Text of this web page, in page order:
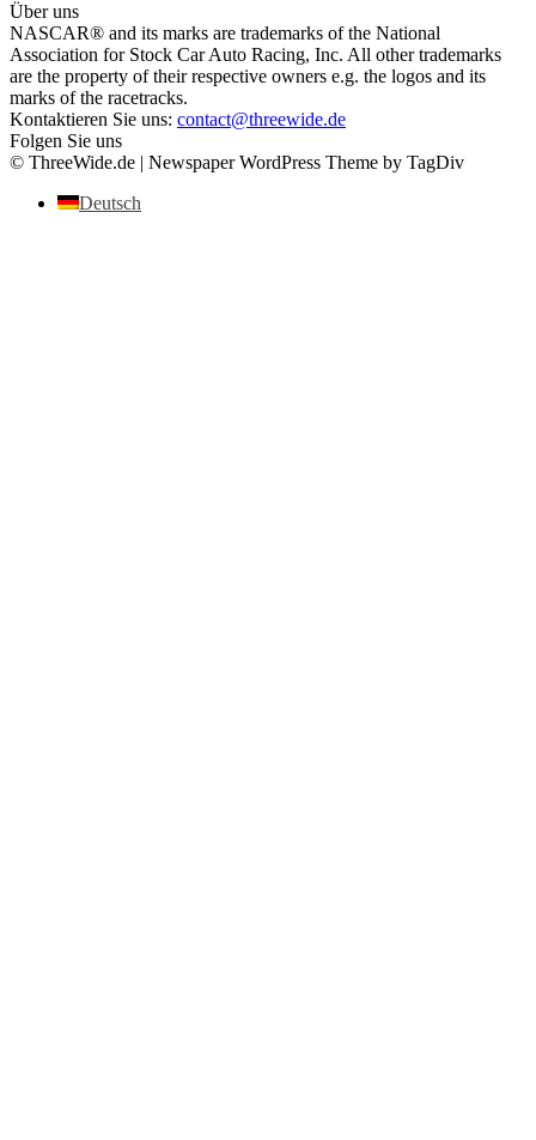
Über uns
NASCAR® and its marks are trademarks of the National
Association for Stock Car Auto Racing, Inc. All other trademarks
are the property of their respective owners e.g. the logos and its
marks of the racetracks.
Kontaktieren Sie uns: contact@threewide.de
Folgen Sie uns
© ThreeWide.de | Newspaper WordPress Theme by TagDiv
Deutsch